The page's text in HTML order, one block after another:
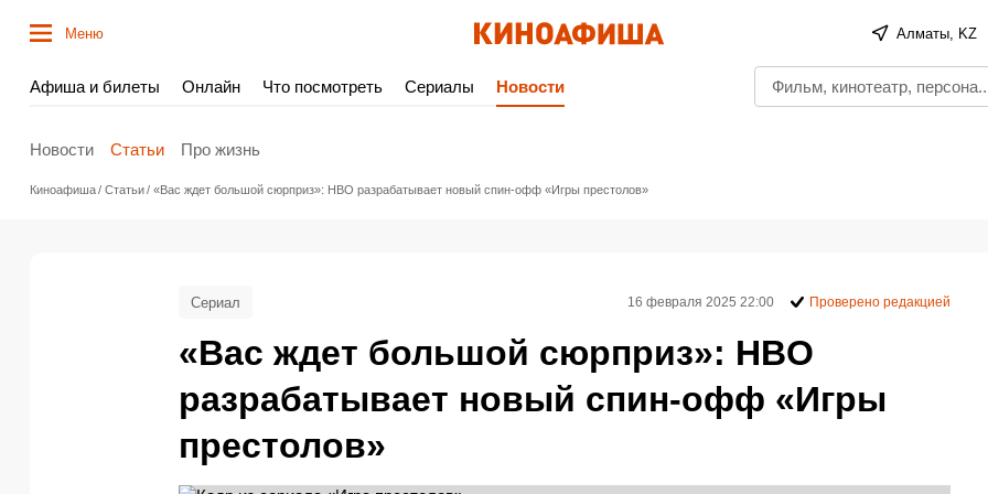
Меню Алматы, KZ
Афиша и билеты Онлайн Что посмотреть Сериалы Новости
Новости Статьи Про жизнь
Киноафиша Статьи «Вас ждет большой сюрприз»: HBO разрабатывает новый спин-офф «Игры престолов»
«Вас ждет большой сюрприз»: HBO
разрабатывает новый спин-офф «Игры
престолов»
Сериал 16 февраля 2025 22:00 Проверено редакцией